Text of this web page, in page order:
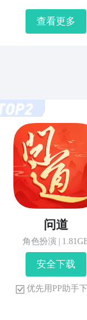
查看更多
问道
角色扮演
安 全 下 载
优 先 用 P P 助 手